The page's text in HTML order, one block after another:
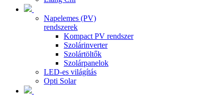
Napelemes (PV)
rendszerek
Kompact PV rendszer
Szolárinverter
Szolártöltők
Szolárpanelok
LED-es világítás
Opti Solar